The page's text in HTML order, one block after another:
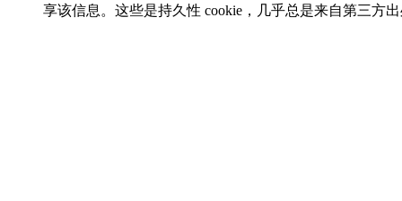
享该信息。这些是持久性 cookie，几乎总是来自第三方